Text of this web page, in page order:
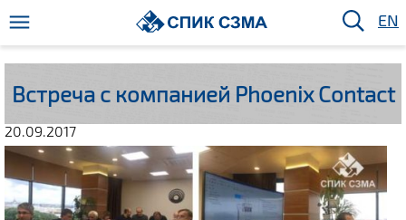
EN
Встреча с компанией Phoenix Contact
20.09.2017